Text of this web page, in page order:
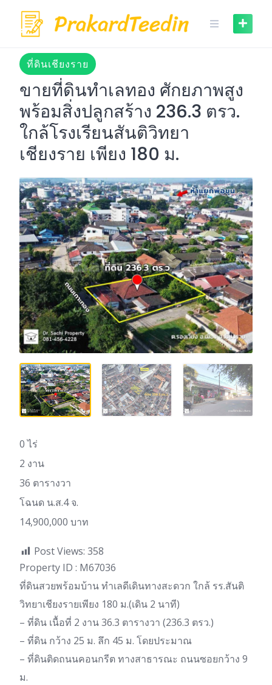
content
ที่ดินเชียงราย
ขายที่ดินทำเลทอง ศักยภาพสูง
พร้อมสิ่งปลูกสร้าง 236.3 ตรว.
ใกล้โรงเรียนสันติวิทยา
เชียงราย เพียง 180 ม.
0 ไร่
2 งาน
36 ตารางวา
โฉนด น.ส.4 จ.
14,900,000 บาท
Post Views: 358
Property ID : M67036
ที่ดินสวยพร้อมบ้าน ทำเลดีเดินทางสะดวก ใกล้ รร.สันติ
วิทยาเชียงรายเพียง 180 ม.(เดิน 2 นาที)
– ที่ดิน เนื้อที่ 2 งาน 36.3 ตารางวา (236.3 ตรว.)
– ที่ดิน กว้าง 25 ม. ลึก 45 ม. โดยประมาณ
– ที่ดินติดถนนคอนกรีต ทางสาธารณะ ถนนซอยกว้าง 9
ม.